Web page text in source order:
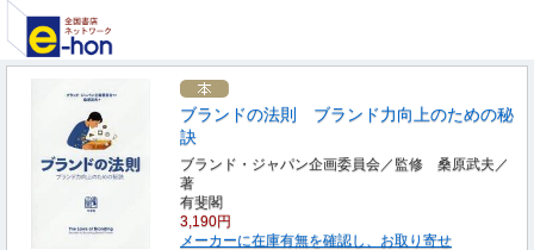
ブランドの法則 ブランド力向上のための秘
訣
ブランド・ジャパン企画委員会／監修 桑原武夫／
著
有斐閣
3,190円
メーカーに在庫有無を確認し、お取り寄せ